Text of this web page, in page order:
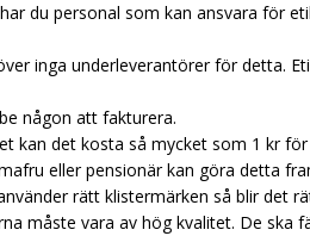
du personal som kan ansvara för
inga underleverantörer för detta.
någon att fakturera.
kan det kosta så mycket som 1 kr
eller pensionär kan göra detta
rätt klistermärken så blir det
måste vara av hög kvalitet. De ska